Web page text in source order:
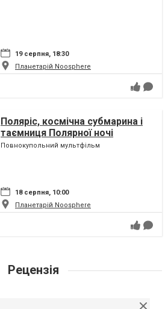
19 серпня, 18:30
Планетарій Noosphere
Поляріс, космічна субмарина і
таємниця Полярної ночі
Повнокупольний мультфільм
18 серпня, 10:00
Планетарій Noosphere
Рецензія